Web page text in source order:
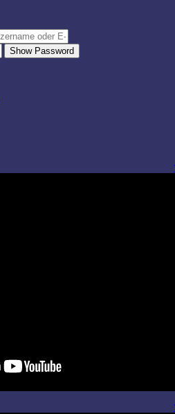
Show Password